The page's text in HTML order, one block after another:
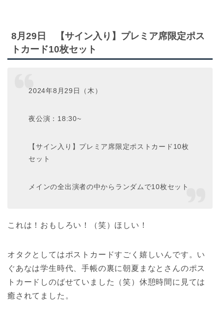
8月29日 【サイン入り】プレミア席限定ポス
トカード10枚セット
2024年8月29日（木）
夜公演：18:30~
【サイン入り】プレミア席限定ポストカード10枚
セット
メインの全出演者の中からランダムで10枚セット
これは！おもしろい！（笑）ほしい！
オタクとしてはポストカードすごく嬉しいんです。い
ぐあなは学生時代、手帳の裏に朝夏まなとさんのポス
トカードしのばせていました（笑）休憩時間に見ては
癒されてました。